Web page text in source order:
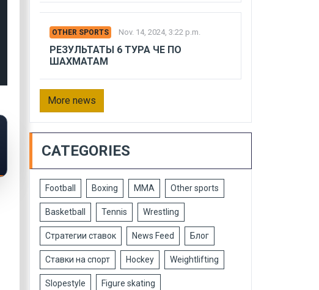
OTHER SPORTS Nov. 14, 2024, 3:22 p.m.
РЕЗУЛЬТАТЫ 6 ТУРА ЧЕ ПО
ШАХМАТАМ
More news
CATEGORIES
Football Boxing MMA Other sports
Basketball Tennis Wrestling
Стратегии ставок News Feed Блог
Ставки на спорт Hockey Weightlifting
Slopestyle Figure skating